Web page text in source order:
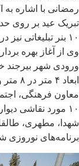
رمضانی با اشاره
۱۰ بنر تبلیغاتی نیز در مکانهای مختلف و مهم شهر نصب می‌شود.
ورودی شهر بیرجند
ابعاد ۴ متر در ۸ متر و ارتفاع ۸ متر طراحی شده است.
معاون فرهنگی،
۱۰ مورد نقاشی
شهدا، مطهری،
برنامه‌های نوروزی